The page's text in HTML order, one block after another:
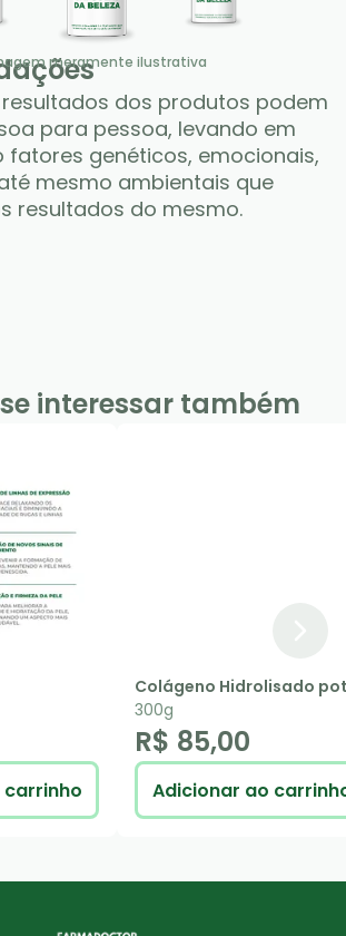
meramente ilustrativa
resultados dos produtos podem
para pessoa, levando em
fatores genéticos, emocionais,
mesmo ambientais que
resultados do mesmo.
interessar também
Colágeno Hidrolisado
300g
R$ 85,00
Adicionar ao